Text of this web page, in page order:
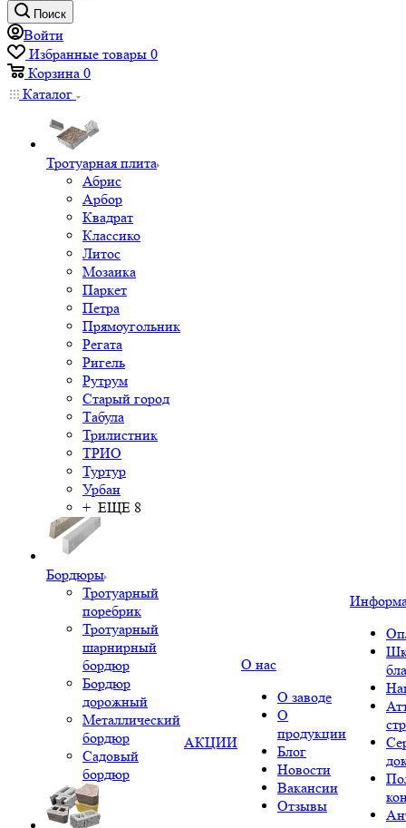
Поиск
Войти
Избранные товары 0
Корзина 0
Каталог
Тротуарная плита
Абрис
Арбор
Квадрат
Классико
Литос
Мозаика
Паркет
Петра
Прямоугольник
Регата
Ригель
Рутрум
Старый город
Табула
Трилистник
ТРИО
Туртур
Урбан
+ ЕЩЕ 8
Бордюры
Тротуарный
поребрик
Тротуарный
шарнирный
бордюр
Бордюр
дорожный
Металлический
бордюр
Садовый
бордюр
АКЦИИ
О нас
О заводе
О
продукции
Блог
Новости
Вакансии
Отзывы